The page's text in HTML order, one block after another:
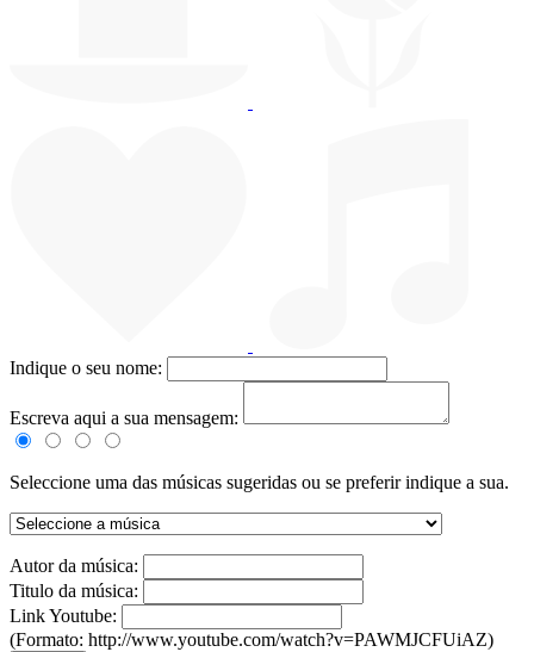
Indique o seu nome:
Escreva aqui a sua mensagem:
Seleccione uma das músicas sugeridas ou se preferir indique a sua.
Autor da música:
Titulo da música:
Link Youtube:
(Formato: http://www.youtube.com/watch?v=PAWMJCFUiAZ)